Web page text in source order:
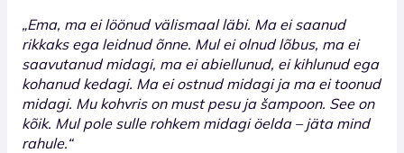
„Ema, ma ei löönud välismaal läbi. Ma ei saanud
rikkaks ega leidnud õnne. Mul ei olnud lõbus, ma ei
saavutanud midagi, ma ei abiellunud, ei kihlunud ega
kohanud kedagi. Ma ei ostnud midagi ja ma ei toonud
midagi. Mu kohvris on must pesu ja šampoon. See on
kõik. Mul pole sulle rohkem midagi öelda – jäta mind
rahule.“